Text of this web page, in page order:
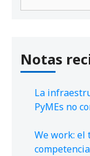
Notas
La
PyMEs no
We work: